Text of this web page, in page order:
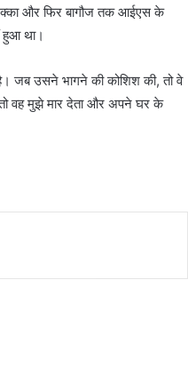
और फिर बागौज तक आईएस के
हुआ था।
जब उसने भागने की कोशिश की, तो वे
वह मुझे मार देता और अपने घर के